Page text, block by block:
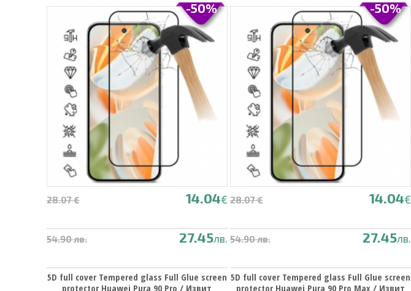
28.07 € 14.04€
54.90 лв. 27.45лв.
5D full cover Tempered glass Full Glue screen
protector Huawei Pura 90 Pro / Извит
-50%
28.07 € 14.04€
54.90 лв. 27.45лв.
5D full cover Tempered glass Full Glue screen
protector Huawei Pura 90 Pro Max / Извит
-50%